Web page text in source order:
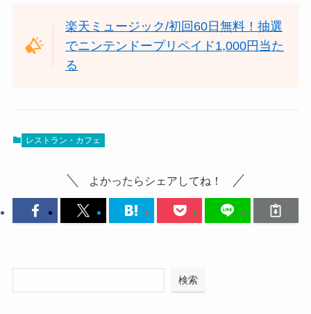
楽天ミュージック/初回60日無料！抽選
でニンテンドープリペイド1,000円当た
る
レストラン・カフェ
よかったらシェアしてね！
検索